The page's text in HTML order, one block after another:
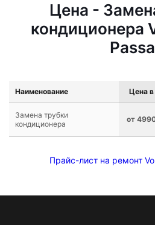
Цена -
кондиционера
Наименование Цена в
Замена трубки
кондиционера
от
Прайс-лист на ремонт